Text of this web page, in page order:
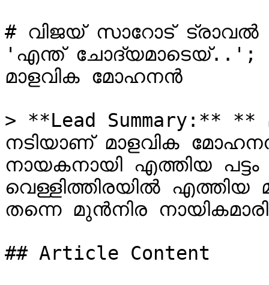
# വിജയ് സാറോട്
'എന്ത് ചോദ്യമാടെയ്..';
മാളവിക മോഹനൻ
> **Lead Summary:**
നടിയാണ് മാളവിക
നായകനായി എത്തിയ
വെള്ളിത്തിരയിൽ എത്തിയ
തന്നെ മുൻനിര
## Article Content